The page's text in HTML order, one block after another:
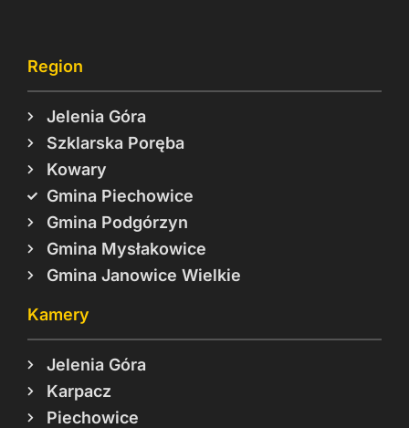
Region
Jelenia Góra
Szklarska Poręba
Kowary
Gmina Piechowice
Gmina Podgórzyn
Gmina Mysłakowice
Gmina Janowice Wielkie
Kamery
Jelenia Góra
Karpacz
Piechowice